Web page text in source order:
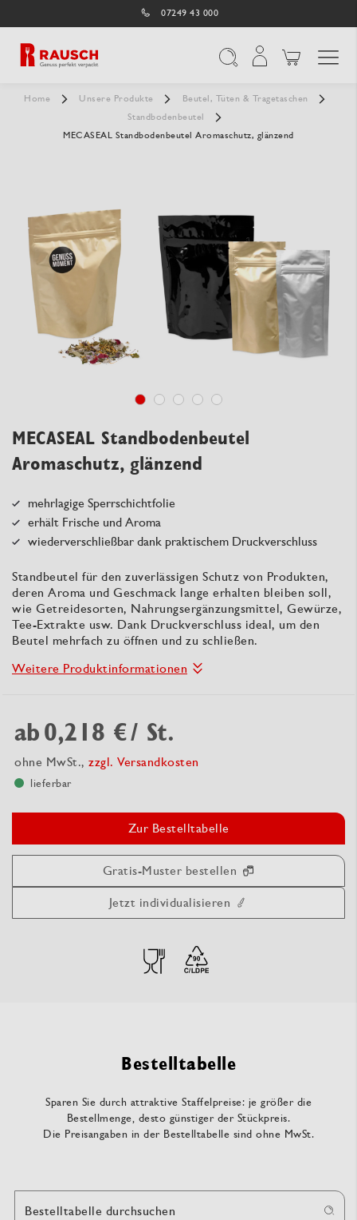
07249 43 000
Home Unsere Produkte
Beutel, Tüten & Tragetaschen
Standbodenbeutel
MECASEAL Standbodenbeutel Aromaschutz, glänzend
MECASEAL Standbodenbeutel
Aromaschutz, glänzend
mehrlagige Sperrschichtfolie
erhält Frische und Aroma
wiederverschließbar dank praktischem Druckverschluss
Standbeutel für den zuverlässigen Schutz von Produkten,
deren Aroma und Geschmack lange erhalten bleiben soll,
wie Getreidesorten, Nahrungsergänzungsmittel, Gewürze,
Tee-Extrakte usw. Dank Druckverschluss ideal, um den
Beutel mehrfach zu öffnen und zu schließen.
Weitere Produktinformationen
ab0,218 €/ St.
ohne MwSt., zzgl. Versandkosten
lieferbar
Zur Bestelltabelle
Gratis-Muster bestellen
Jetzt individualisieren
Bestelltabelle
Sparen Sie durch attraktive Staffelpreise: je größer die
Bestellmenge, desto günstiger der Stückpreis.
Die Preisangaben in der Bestelltabelle sind ohne MwSt.
Bestelltabelle durchsuchen